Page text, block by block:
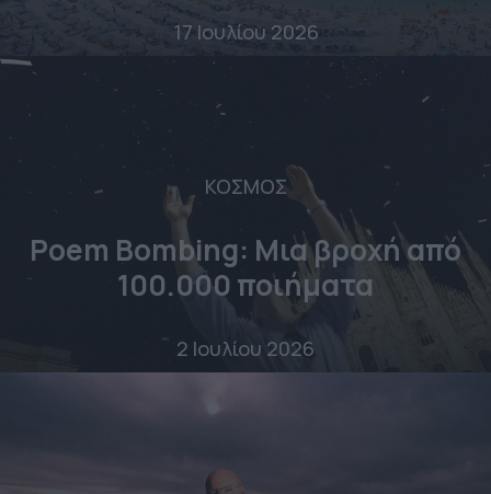
17 Ιουλίου 2026
ΚΟΣΜΟΣ
Poem Bombing: Mια βροχή από
100.000 ποιήματα
2 Ιουλίου 2026